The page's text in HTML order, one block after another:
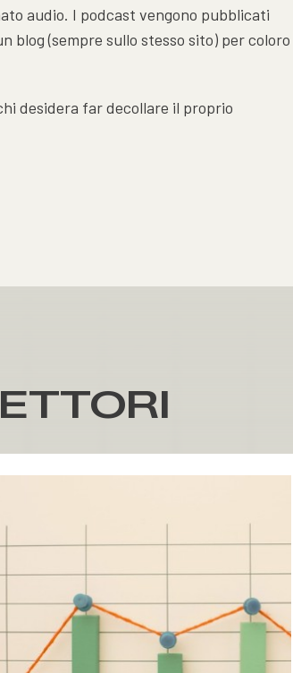
audio. I podcast vengono pubblicati
blog (sempre sullo stesso sito) per coloro
desidera far decollare il proprio